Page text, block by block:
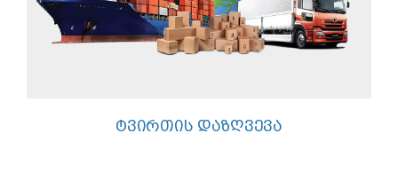
ᲢᲕᲘᲠᲗᲘᲡ ᲓᲐᲖᲦᲕᲔᲕᲐ